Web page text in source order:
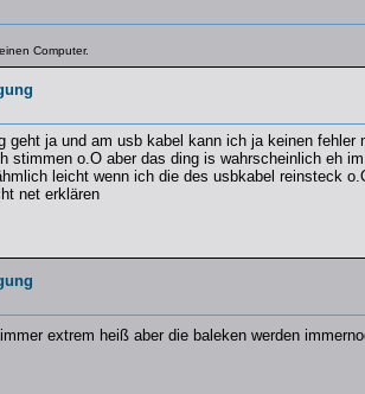
Computer.
geht ja und am usb kabel kann ich ja keinen fehler
o.O aber das ding is wahrscheinlich eh
leicht wenn ich die des usbkabel reinsteck
net erklären
extrem heiß aber die baleken werden